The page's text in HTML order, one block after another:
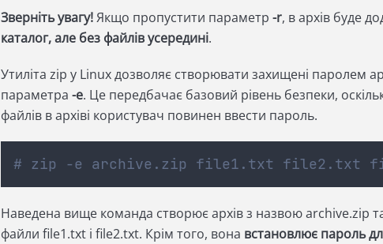
Зверніть увагу!Якщо пропустити параметр -r, в архів буде
каталог, але без файлів усередині.
Утиліта zip у Linux дозволяє створювати захищені паролем
параметра -e. Це передбачає базовий рівень безпеки,
файлів в архіві користувач повинен ввести пароль.
# zip -e archive.zip file1.txt file2.txt
Наведена вище команда створює архів з назвою archive.zip
файли file1.txt і file2.txt. Крім того, вона встановлює пароль